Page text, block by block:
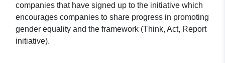
companies that have signed up to the initiative which
encourages companies to share progress in promoting
gender equality and the framework (Think, Act, Report
initiative).